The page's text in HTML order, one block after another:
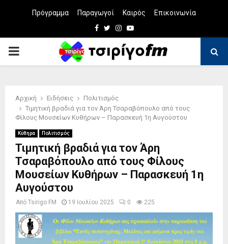
Πρόγραμμα Παραγωγοί Καιρός
Επικοινωνία
Facebook
TwitterInstagram
Youtube
PRIMARY
Αρχική Ειδήσεις
Πολιτισμός
Τιμητική βραδιά για τον Άρη Τσαραβόπουλο από τους
Φίλους Μουσείων Κυθήρων – Παρασκευή 1η Αυγούστου
Κύθηρα Πολιτισμός
Τιμητική βραδιά για τον Άρη
Τσαραβόπουλο από τους Φίλους
Μουσείων Κυθήρων – Παρασκευή 1η
Αυγούστου
Από Tsirigo FM 19 Ιουλίου 2025 0 225